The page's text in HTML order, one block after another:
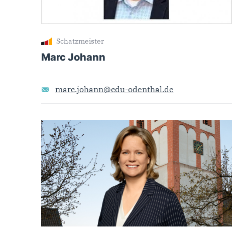
Schatzmeister
Marc Johann
marc.johann@cdu-odenthal.de